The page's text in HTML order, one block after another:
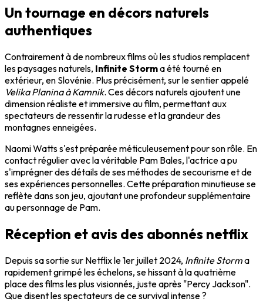
Un tournage en décors naturels
authentiques
Contrairement à de nombreux films où les studios remplacent
les paysages naturels, Infinite Storma été tourné en
extérieur, en Slovénie. Plus précisément, sur le sentier appelé
Velika Planina à Kamnik. Ces décors naturels ajoutent une
dimension réaliste et immersive au film, permettant aux
spectateurs de ressentir la rudesse et la grandeur des
montagnes enneigées.
Naomi Watts s'est préparée méticuleusement pour son rôle. En
contact régulier avec la véritable Pam Bales, l'actrice a pu
s'imprégner des détails de ses méthodes de secourisme et de
ses expériences personnelles. Cette préparation minutieuse se
reflète dans son jeu, ajoutant une profondeur supplémentaire
au personnage de Pam.
Réception et avis des abonnés netflix
Depuis sa sortie sur Netflix le 1er juillet 2024, Infinite Storma
rapidement grimpé les échelons, se hissant à la quatrième
place des films les plus visionnés, juste après "Percy Jackson".
Que disent les spectateurs de ce survival intense ?